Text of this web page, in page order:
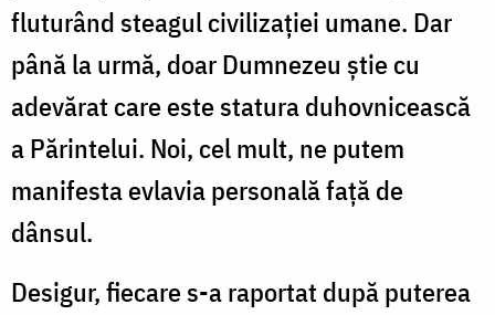
fluturând steagul civilizaţiei umane. Dar
până la urmă, doar Dumnezeu ştie cu
adevărat care este statura duhovnicească
a Părintelui. Noi, cel mult, ne putem
manifesta evlavia personală faţă de
dânsul.
Desigur, fiecare s-a raportat după puterea